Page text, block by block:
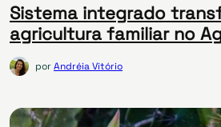
Sistema integrado
agricultura familiar no
porAndréia Vitório